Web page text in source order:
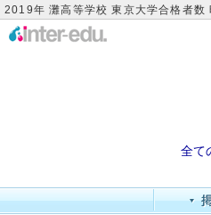
2019年 灘高等学校 東京大学合格者数
全て